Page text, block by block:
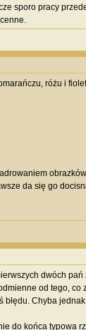
sporo pracy
różu i
da się go
dwóch
od tego,
błędu. Chyba
do końca typowa